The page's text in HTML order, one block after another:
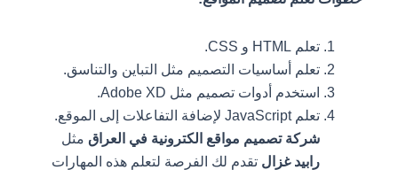
تعلم HTML و CSS.
تعلم أساسيات التصميم مثل التباين والتناسق.
استخدم أدوات تصميم مثل Adobe XD.
تعلم JavaScript لإضافة التفاعلات إلى الموقع.
شركة تصميم مواقع الكترونية في العراق مثل
رابيد غزال تقدم لك الفرصة لتعلم هذه المهارات